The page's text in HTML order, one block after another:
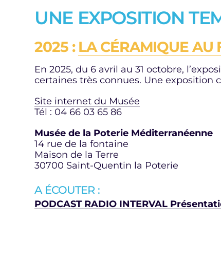
UNE EXPOSITION
2025 : LA CÉRAMIQUE AU
En 2025, du 6 avril au 31 octobre,
certaines très connues. Une exposition
Site internet du Musée
Tél : 04 66 03 65 86
Musée de la Poterie Méditerranéenne
14 rue de la fontaine
Maison de la Terre
30700 Saint-Quentin la Poterie
A ÉCOUTER :
PODCAST RADIO INTERVAL